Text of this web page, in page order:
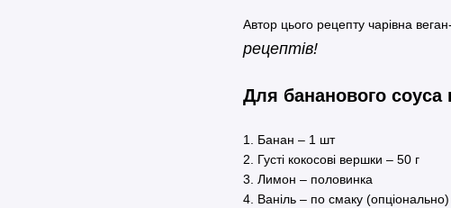
Автор цього рецепту чарівна
рецептів!
Для бананового соуса
1. Банан – 1 шт
2. Густі кокосові вершки – 50 г
3. Лимон – половинка
4. Ваніль – по смаку (опціонально)